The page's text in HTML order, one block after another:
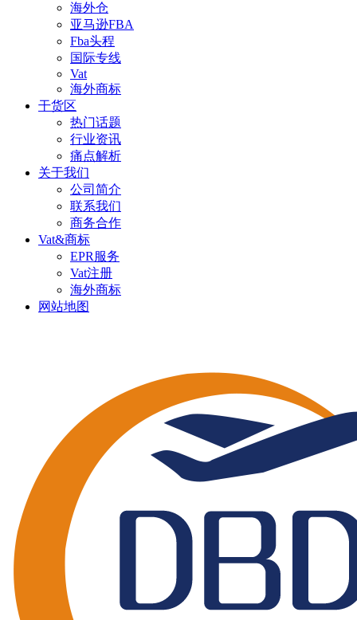
海外仓
亚马逊FBA
Fba头程
国际专线
Vat
海外商标
干货区
热门话题
行业资讯
痛点解析
关于我们
公司简介
联系我们
商务合作
Vat&商标
EPR服务
Vat注册
海外商标
网站地图